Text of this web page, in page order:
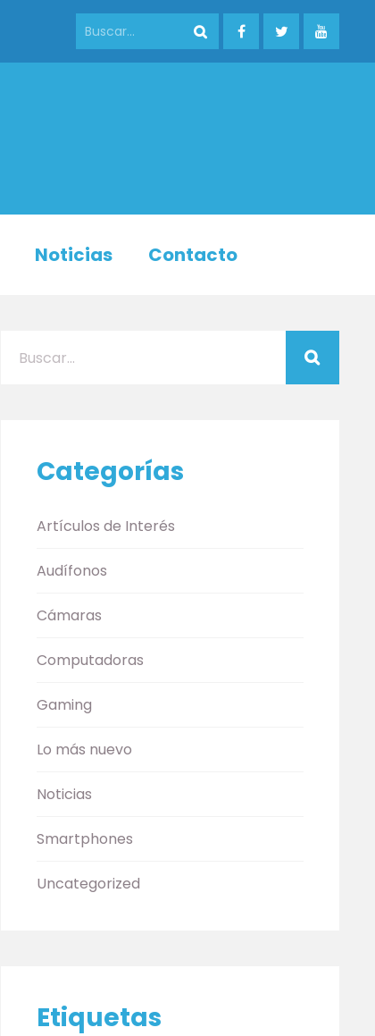
Noticias Contacto
Categorías
Artículos de Interés
Audífonos
Cámaras
Computadoras
Gaming
Lo más nuevo
Noticias
Smartphones
Uncategorized
Etiquetas